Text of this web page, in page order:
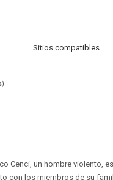
Sitios compatibles
Cenci, un hombre violento,
con los miembros de su